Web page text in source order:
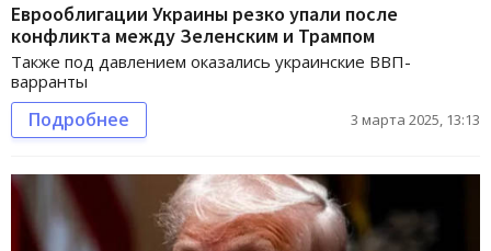
Еврооблигации Украины резко упали после
конфликта между Зеленским и Трампом
Также под давлением оказались украинские ВВП-
варранты
Подробнее 3 марта 2025, 13:13